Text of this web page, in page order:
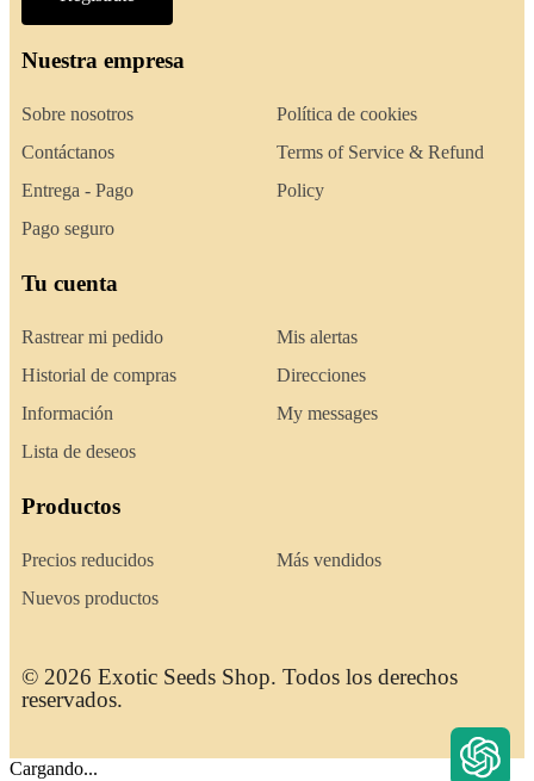
Nuestra empresa
Sobre nosotros
Contáctanos
Entrega - Pago
Pago seguro
Política de cookies
Terms of Service & Refund
Policy
Tu cuenta
Rastrear mi pedido
Historial de compras
Información
Lista de deseos
Mis alertas
Direcciones
My messages
Productos
Precios reducidos
Nuevos productos
Más vendidos
© 2026 Exotic Seeds Shop. Todos los derechos
reservados.
Cargando...